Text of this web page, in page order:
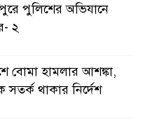
পুলিশের অভিযানে
২
বোমা হামলার আশঙ্কা,
থাকার নির্দেশ